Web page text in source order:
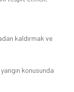
kaldırmak ve
konusunda